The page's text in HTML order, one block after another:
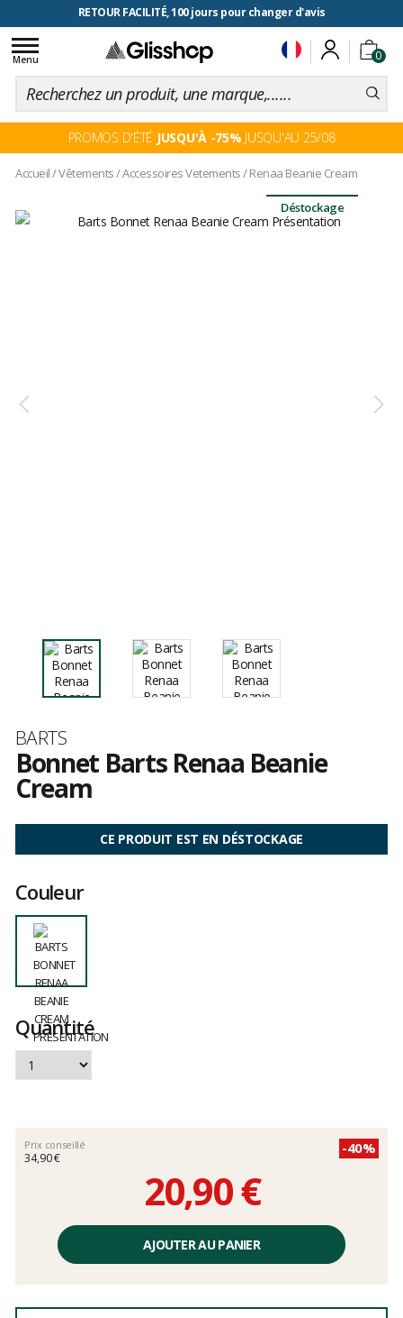
RETOUR FACILITÉ, 100 jours pour changer d'avis
0
Toggle
navigation
Menu
PROMOS D'ÉTÉ JUSQU'À -75% JUSQU'AU 25/08
Accueil/Vêtements/Accessoires Vetements/Renaa Beanie Cream
Déstockage
Marque
BARTS
Bonnet Barts Renaa Beanie
Cream
avis
CE PRODUIT EST EN DÉSTOCKAGE
Couleur
Quantité
Prix conseillé
34,90 €
-40%
20,90 €
unitaire,
AJOUTER AU PANIER